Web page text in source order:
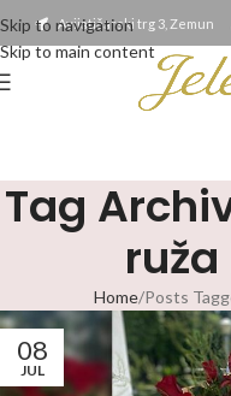
Skip to navigation
Skip to main content
Avijatičarski trg 3, Zemun
Tag
Home Posts
08
JUL